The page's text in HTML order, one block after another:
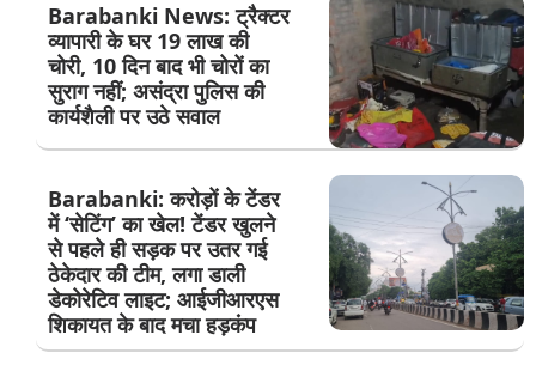
Barabanki News: ट्रैक्टर
व्यापारी के घर 19 लाख की
चोरी, 10 दिन बाद भी चोरों का
सुराग नहीं; असंद्रा पुलिस की
कार्यशैली पर उठे सवाल
Barabanki: करोड़ों के टेंडर
में ‘सेटिंग’ का खेल! टेंडर खुलने
से पहले ही सड़क पर उतर गई
ठेकेदार की टीम, लगा डाली
डेकोरेटिव लाइट; आईजीआरएस
शिकायत के बाद मचा हड़कंप